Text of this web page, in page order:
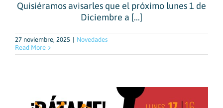
Quisiéramos avisarles que el próximo lunes 1 de
Diciembre a [...]
27 noviembre, 2025
Novedades
Read More